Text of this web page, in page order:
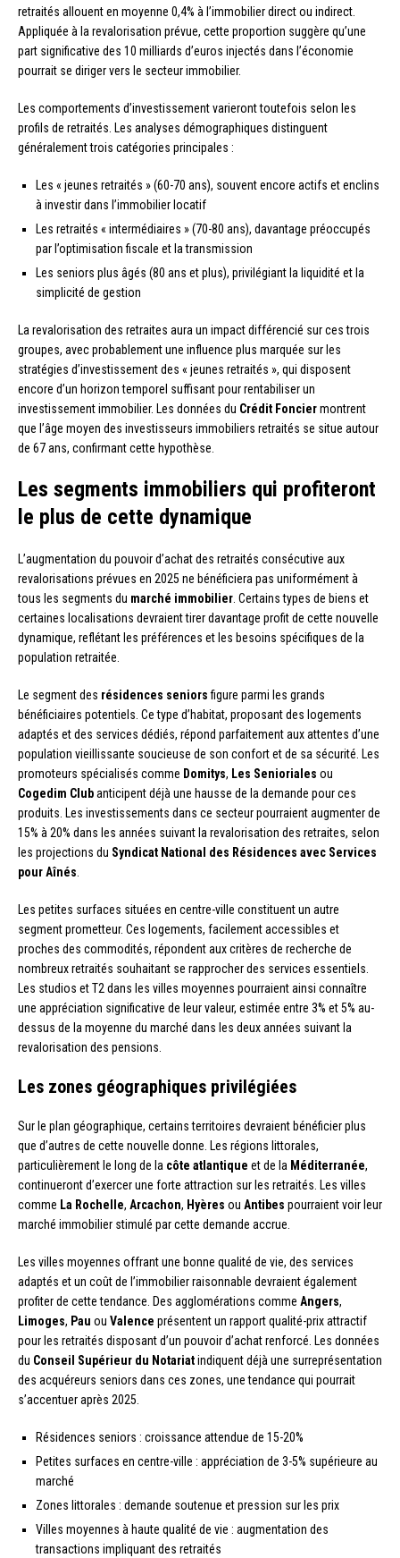
retraités allouent en moyenne 0,4% à l’immobilier direct ou indirect.
Appliquée à la revalorisation prévue, cette proportion suggère qu’une
part significative des 10 milliards d’euros injectés dans l’économie
pourrait se diriger vers le secteur immobilier.
Les comportements d’investissement varieront toutefois selon les
profils de retraités. Les analyses démographiques distinguent
généralement trois catégories principales :
Les « jeunes retraités » (60-70 ans), souvent encore actifs et enclins
à investir dans l’immobilier locatif
Les retraités « intermédiaires » (70-80 ans), davantage préoccupés
par l’optimisation fiscale et la transmission
Les seniors plus âgés (80 ans et plus), privilégiant la liquidité et la
simplicité de gestion
La revalorisation des retraites aura un impact différencié sur ces trois
groupes, avec probablement une influence plus marquée sur les
stratégies d’investissement des « jeunes retraités », qui disposent
encore d’un horizon temporel suffisant pour rentabiliser un
investissement immobilier. Les données du Crédit Fonciermontrent
que l’âge moyen des investisseurs immobiliers retraités se situe autour
de 67 ans, confirmant cette hypothèse.
Les segments immobiliers qui profiteront
le plus de cette dynamique
L’augmentation du pouvoir d’achat des retraités consécutive aux
revalorisations prévues en 2025 ne bénéficiera pas uniformément à
tous les segments du marché immobilier . Certains types de biens et
certaines localisations devraient tirer davantage profit de cette nouvelle
dynamique, reflétant les préférences et les besoins spécifiques de la
population retraitée.
Le segment des résidences seniorsfigure parmi les grands
bénéficiaires potentiels. Ce type d’habitat, proposant des logements
adaptés et des services dédiés, répond parfaitement aux attentes d’une
population vieillissante soucieuse de son confort et de sa sécurité. Les
promoteurs spécialisés comme Domitys, Les Senioriales ou
Cogedim Clubanticipent déjà une hausse de la demande pour ces
produits. Les investissements dans ce secteur pourraient augmenter de
15% à 20% dans les années suivant la revalorisation des retraites, selon
les projections du Syndicat National des Résidences avec Services
pour Aînés
Les petites surfaces situées en centre-ville constituent un autre
segment prometteur. Ces logements, facilement accessibles et
proches des commodités, répondent aux critères de recherche de
nombreux retraités souhaitant se rapprocher des services essentiels.
Les studios et T2 dans les villes moyennes pourraient ainsi connaître
une appréciation significative de leur valeur, estimée entre 3% et 5% au-
dessus de la moyenne du marché dans les deux années suivant la
revalorisation des pensions.
Les zones géographiques privilégiées
Sur le plan géographique, certains territoires devraient bénéficier plus
que d’autres de cette nouvelle donne. Les régions littorales,
particulièrement le long de la côte atlantique et de la Méditerranée,
continueront d’exercer une forte attraction sur les retraités. Les villes
comme La Rochelle, Arcachon, Hyères ou Antibes pourraient voir leur
marché immobilier stimulé par cette demande accrue.
Les villes moyennes offrant une bonne qualité de vie, des services
adaptés et un coût de l’immobilier raisonnable devraient également
profiter de cette tendance. Des agglomérations comme Angers,
Limoges, Pau ou Valence présentent un rapport qualité-prix attractif
pour les retraités disposant d’un pouvoir d’achat renforcé. Les données
du Conseil Supérieur du Notariatindiquent déjà une surreprésentation
des acquéreurs seniors dans ces zones, une tendance qui pourrait
s’accentuer après 2025.
Résidences seniors : croissance attendue de 15-20%
Petites surfaces en centre-ville : appréciation de 3-5% supérieure au
marché
Zones littorales : demande soutenue et pression sur les prix
Villes moyennes à haute qualité de vie : augmentation des
transactions impliquant des retraités